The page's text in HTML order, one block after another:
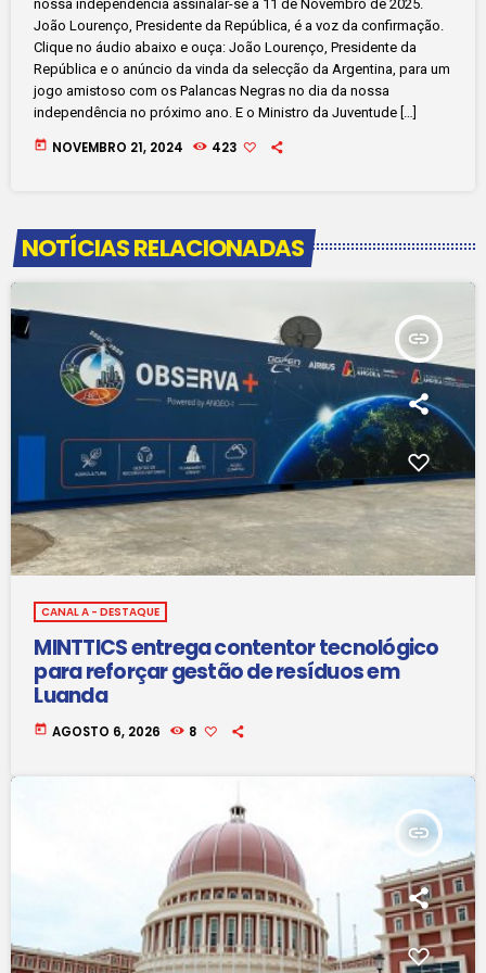
nossa independência assinalar-se a 11 de Novembro de 2025.
João Lourenço, Presidente da República, é a voz da confirmação.
Clique no áudio abaixo e ouça: João Lourenço, Presidente da
República e o anúncio da vinda da selecção da Argentina, para um
jogo amistoso com os Palancas Negras no dia da nossa
independência no próximo ano. E o Ministro da Juventude […]
today NOVEMBRO 21, 2024 423
NOTÍCIAS RELACIONADAS
insert_link
CANAL A - DESTAQUE
MINTTICS entrega contentor tecnológico
para reforçar gestão de resíduos em
Luanda
today AGOSTO 6, 2026 8
insert_link